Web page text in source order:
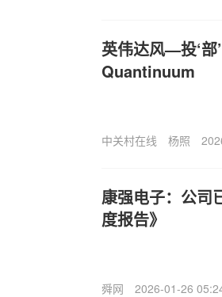
英伟达风—投‘部
Quantinuum
中关村在线 杨照
康强电子：公司
度报告》
舜网 2026-01-26